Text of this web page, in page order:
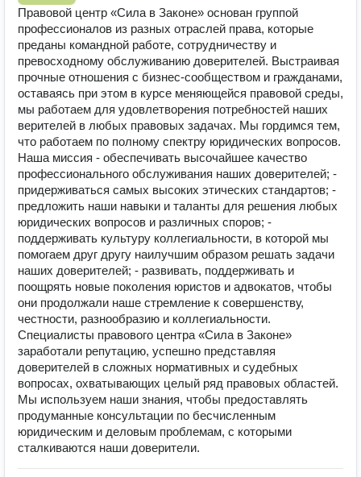
Правовой центр «Сила в Законе» основан группой
профессионалов из разных отраслей права, которые
преданы командной работе, сотрудничеству и
превосходному обслуживанию доверителей. Выстраивая
прочные отношения с бизнес-сообществом и гражданами,
оставаясь при этом в курсе меняющейся правовой среды,
мы работаем для удовлетворения потребностей наших
верителей в любых правовых задачах. Мы гордимся тем,
что работаем по полному спектру юридических вопросов.
Наша миссия - обеспечивать высочайшее качество
профессионального обслуживания наших доверителей; -
придерживаться самых высоких этических стандартов; -
предложить наши навыки и таланты для решения любых
юридических вопросов и различных споров; -
поддерживать культуру коллегиальности, в которой мы
помогаем друг другу наилучшим образом решать задачи
наших доверителей; - развивать, поддерживать и
поощрять новые поколения юристов и адвокатов, чтобы
они продолжали наше стремление к совершенству,
честности, разнообразию и коллегиальности.
Специалисты правового центра «Сила в Законе»
заработали репутацию, успешно представляя
доверителей в сложных нормативных и судебных
вопросах, охватывающих целый ряд правовых областей.
Мы используем наши знания, чтобы предоставлять
продуманные консультации по бесчисленным
юридическим и деловым проблемам, с которыми
сталкиваются наши доверители.